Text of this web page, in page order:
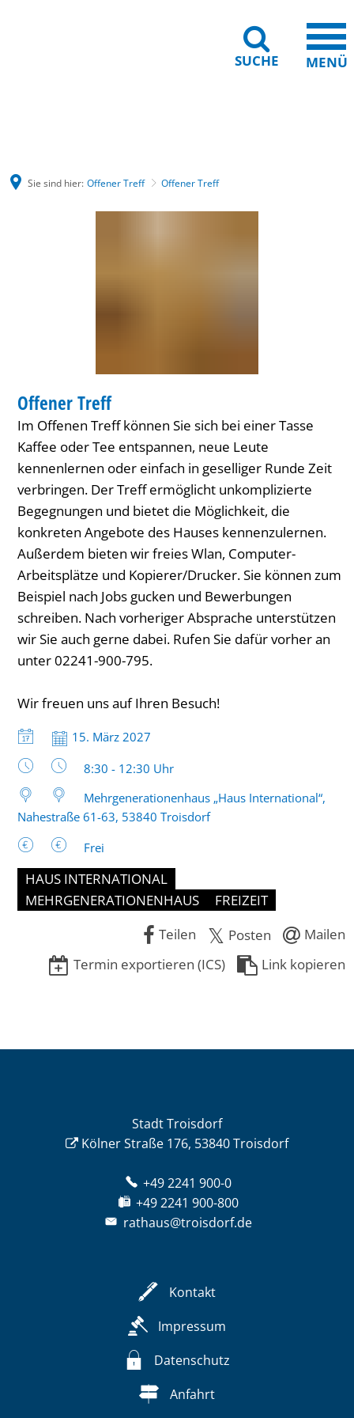
SUCHE MENÜ
Sie sind hier: Offener Treff Offener Treff
KATEGORIE: TREFFEN
Offener Treff
Im Offenen Treff können Sie sich bei einer Tasse
Kaffee oder Tee entspannen, neue Leute
kennenlernen oder einfach in geselliger Runde Zeit
verbringen. Der Treff ermöglicht unkomplizierte
Begegnungen und bietet die Möglichkeit, die
konkreten Angebote des Hauses kennenzulernen.
Außerdem bieten wir freies Wlan, Computer-
Arbeitsplätze und Kopierer/Drucker. Sie können zum
Beispiel nach Jobs gucken und Bewerbungen
schreiben. Nach vorheriger Absprache unterstützen
wir Sie auch gerne dabei. Rufen Sie dafür vorher an
unter 02241-900-795.
Wir freuen uns auf Ihren Besuch!
Datum:
15. März 2027
Uhrzeit:
8:30 - 12:30 Uhr
Mehrgenerationenhaus „Haus International“,
Nahestraße 61-63, 53840 Troisdorf
Frei
HAUS INTERNATIONAL
MEHRGENERATIONENHAUS
FREIZEIT
Teilen
Posten
Mailen
Termin exportieren (ICS)
Link kopieren
Stadt Troisdorf
Kölner Straße 176, 53840 Troisdorf
+49 2241 900-0
+49 2241 900-800
rathaus@troisdorf.de
Kontakt
Impressum
Datenschutz
Anfahrt